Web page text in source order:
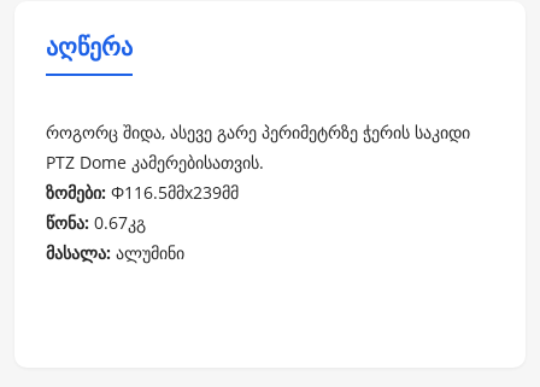
აღწერა
როგორც შიდა, ასევე გარე პერიმეტრზე ჭერის საკიდი
PTZ Dome კამერებისათვის.
ზომები: Φ116.5მმx239მმ
წონა: 0.67კგ
მასალა: ალუმინი